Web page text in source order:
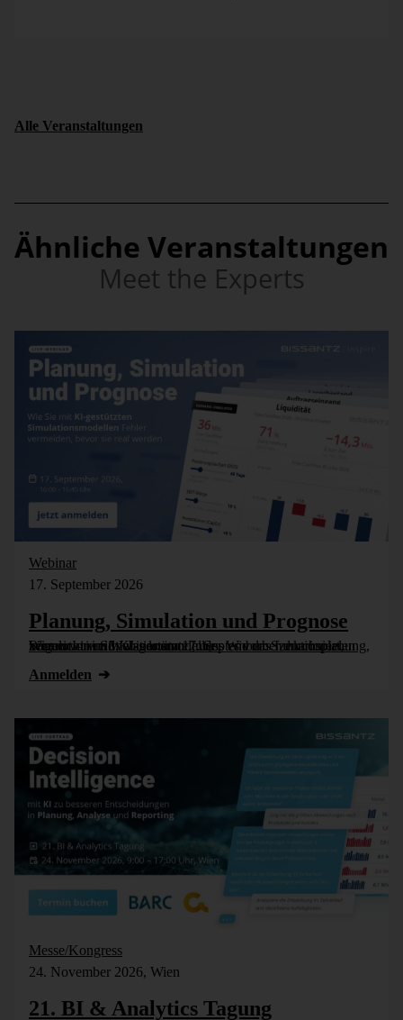
Alle Veranstaltungen
Ähnliche Veranstaltungen
Meet the Experts
Webinar
17. September 2026
Planung, Simulation und Prognose
Wer nicht weiß, was kommt, muss es vorher durchspielen können – in Simulationsmodellen. Wie das funktioniert, zeigen wir im Webinar am 17. September: Szenarioplanung, Simulation und KI-gestützte [...]
Anmelden
Messe/Kongress
24. November 2026, Wien
21. BI & Analytics Tagung